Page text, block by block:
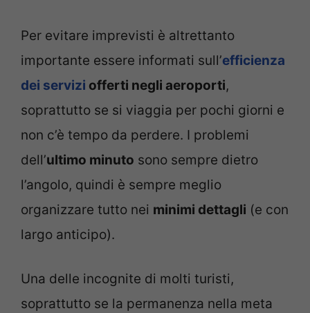
Per evitare imprevisti è altrettanto
importante essere informati sull’efficienza
dei servizi offerti negli aeroporti,
soprattutto se si viaggia per pochi giorni e
non c’è tempo da perdere. I problemi
dell’ultimo minuto sono sempre dietro
l’angolo, quindi è sempre meglio
organizzare tutto nei minimi dettagli (e con
largo anticipo).
Una delle incognite di molti turisti,
soprattutto se la permanenza nella meta